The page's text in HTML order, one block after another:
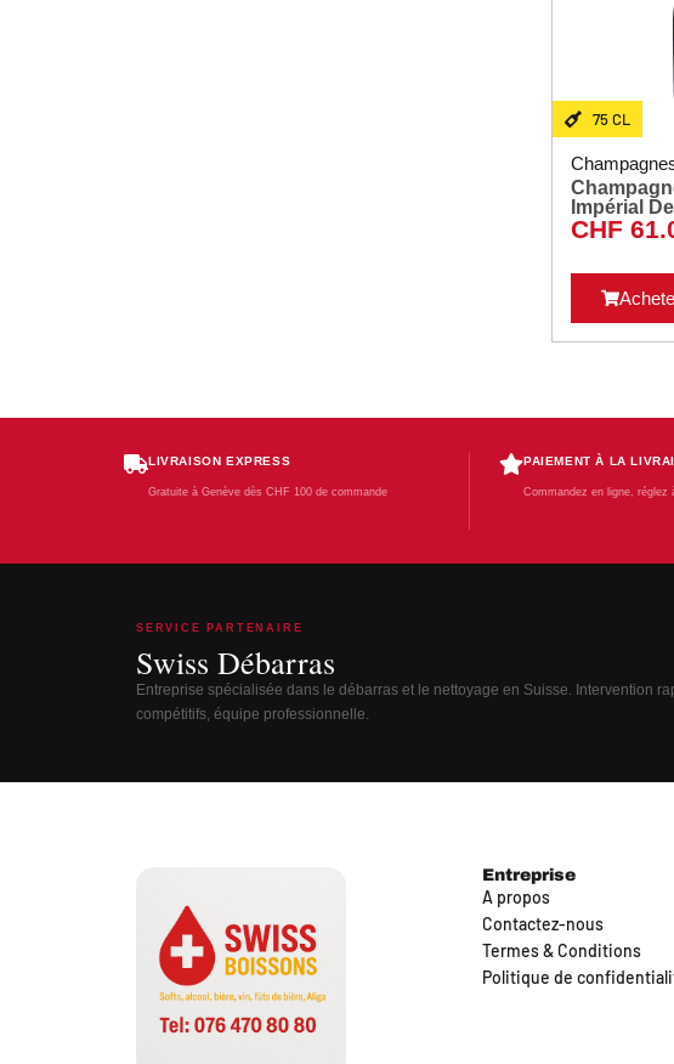
75 CL
CHF
LIVRAISON EXPRESS
Gratuite à Genève dès CHF 100 de commande
PAIEMENT À LA
Commandez en ligne, réglez
SERVICE PARTENAIRE
Swiss Débarras
Entreprise spécialisée dans le débarras et le nettoyage en Suisse. Intervention
compétitifs, équipe professionnelle.
Entreprise
A propos
Contactez-nous
Termes & Conditions
Politique de